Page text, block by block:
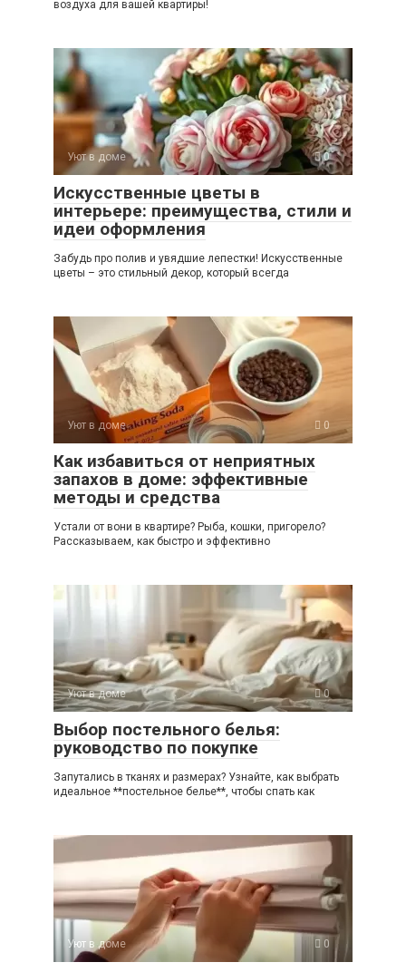
воздуха для вашей квартиры!
Уют в доме 0
Искусственные цветы в
интерьере: преимущества, стили и
идеи оформления
Забудь про полив и увядшие лепестки! Искусственные
цветы – это стильный декор, который всегда
Уют в доме 0
Как избавиться от неприятных
запахов в доме: эффективные
методы и средства
Устали от вони в квартире? Рыба, кошки, пригорело?
Рассказываем, как быстро и эффективно
Уют в доме 0
Выбор постельного белья:
руководство по покупке
Запутались в тканях и размерах? Узнайте, как выбрать
идеальное **постельное белье**, чтобы спать как
Уют в доме 0